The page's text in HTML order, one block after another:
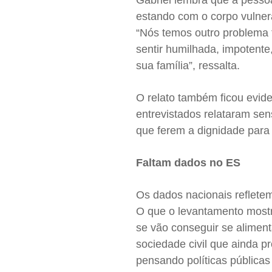
estando com o corpo
“Nós temos outro
sentir humilhada,
sua família”, ressalta.
O relato também ficou
entrevistados relataram
que ferem a dignidade
Faltam dados no ES
Os dados nacionais
O que o levantamento
se vão conseguir se
sociedade civil que ainda
pensando políticas